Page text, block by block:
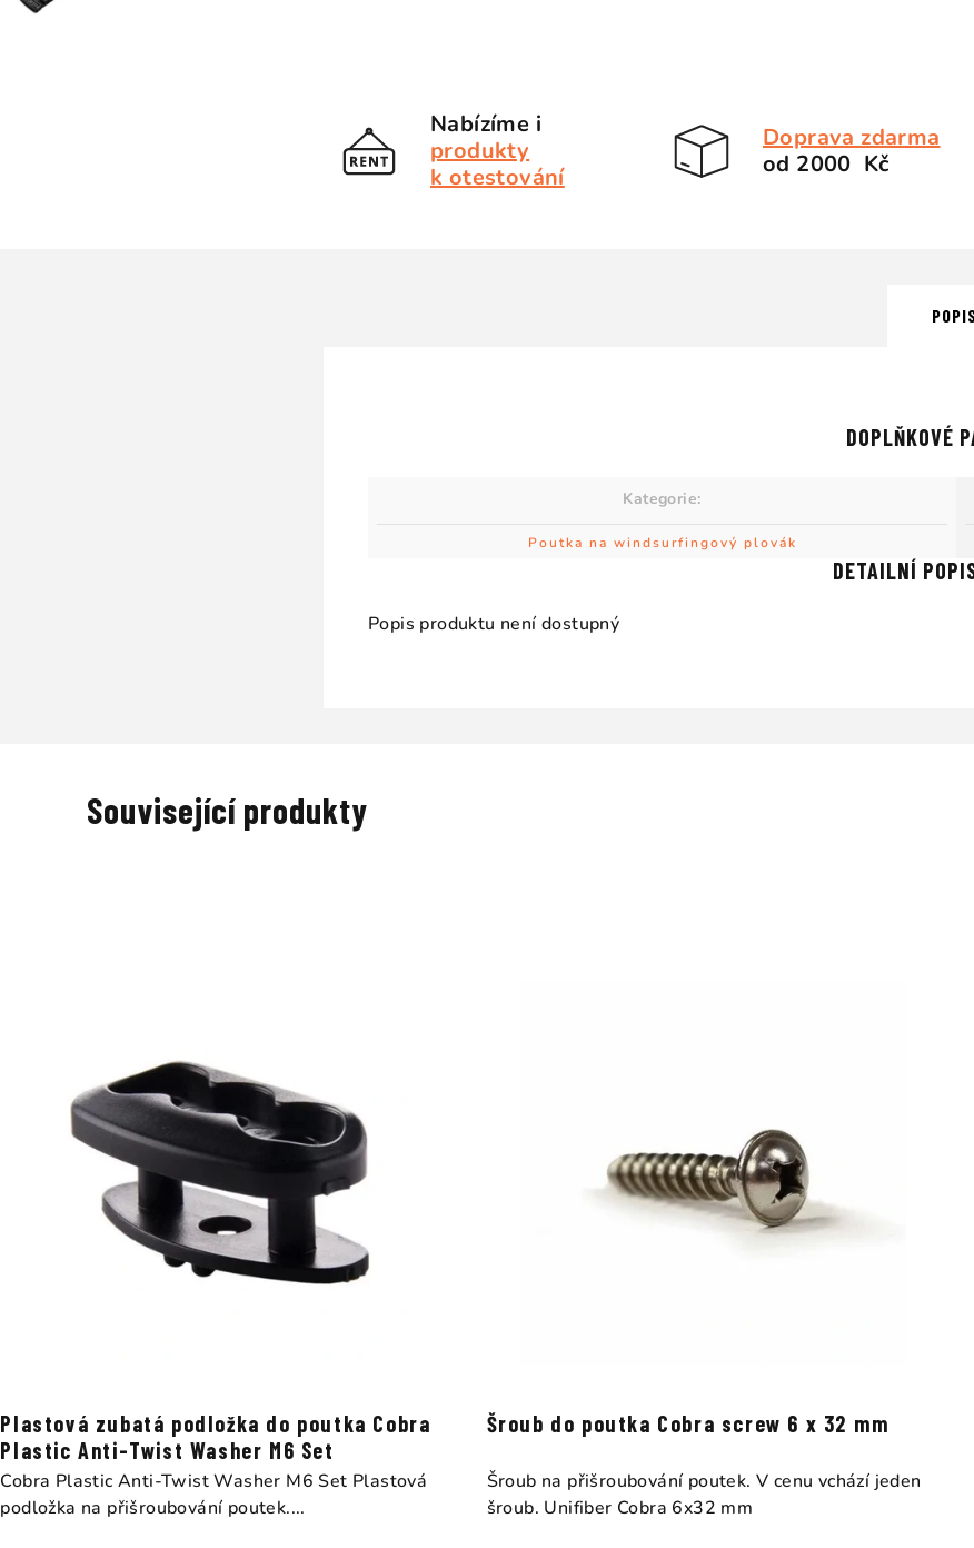
Nabízíme i
produkty
k otestování
Doprava zdarma
od 2000 Kč
DETAILNÍ
Popis produktu není dostupný
DOPLŇKOVÉ
Kategorie:
Poutka na windsurfingový plovák
Související produkty
Plastová zubatá podložka do poutka Cobra
Plastic Anti-Twist Washer M6 Set
Cobra Plastic Anti-Twist Washer M6 Set Plastová
podložka na přišroubování poutek....
Šroub do poutka Cobra screw 6 x 32 mm
Šroub na přišroubování poutek. V cenu vchází jeden
šroub. Unifiber Cobra 6x32 mm